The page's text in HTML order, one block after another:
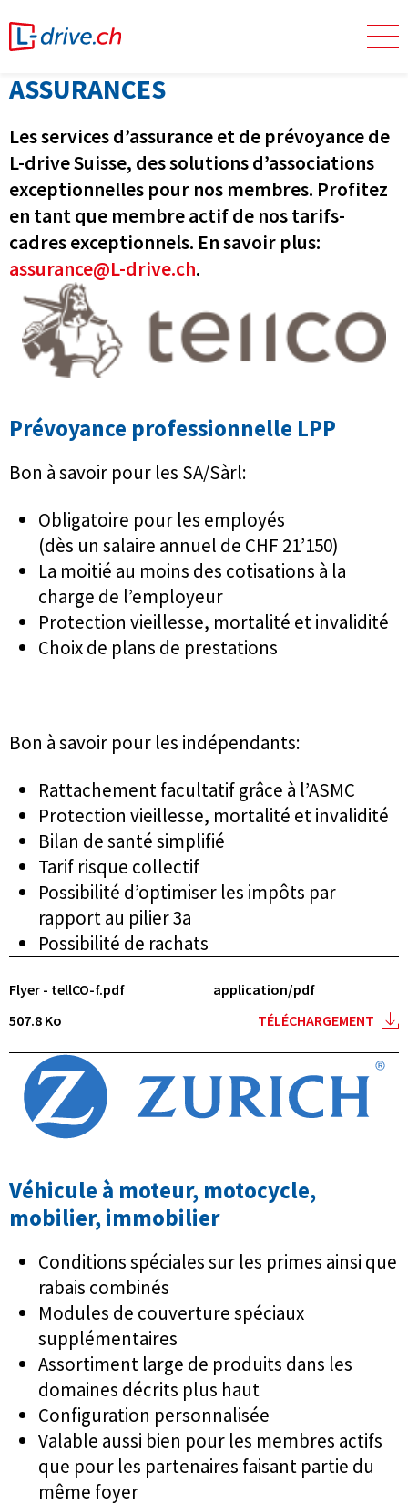
ASSURANCES
Les services d’assurance et de prévoyance de
L-drive Suisse, des solutions d’associations
exceptionnelles pour nos membres. Profitez
en tant que membre actif de nos tarifs-
cadres exceptionnels. En savoir plus:
assurance@L-drive.ch.
Prévoyance professionnelle LPP
Bon à savoir pour les SA/Sàrl:
Obligatoire pour les employés
(dès un salaire annuel de CHF 21’150)
La moitié au moins des cotisations à la
charge de l’employeur
Protection vieillesse, mortalité et invalidité
Choix de plans de prestations
Bon à savoir pour les indépendants:
Rattachement facultatif grâce à l’ASMC
Protection vieillesse, mortalité et invalidité
Bilan de santé simplifié
Tarif risque collectif
Possibilité d’optimiser les impôts par
rapport au pilier 3a
Possibilité de rachats
Flyer - tellCO-f.pdf
application/pdf
507.8 Ko
TÉLÉCHARGEMENT
Véhicule à moteur, motocycle,
mobilier, immobilier
Conditions spéciales sur les primes ainsi que
rabais combinés
Modules de couverture spéciaux
supplémentaires
Assortiment large de produits dans les
domaines décrits plus haut
Configuration personnalisée
Valable aussi bien pour les membres actifs
que pour les partenaires faisant partie du
même foyer